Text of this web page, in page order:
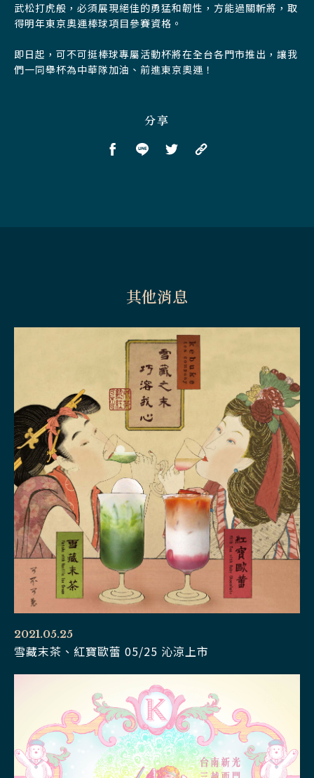
武松打虎般，必須展現絕佳的勇猛和韌性，方能過關斬將，取
得明年東京奧運棒球項目參賽資格。
即日起，可不可挺棒球專屬活動杯將在全台各門市推出，讓我
們一同舉杯為中華隊加油、前進東京奧運！
分享
其他消息
2021.05.25
雪藏末茶、紅寶歐蕾 05/25 沁涼上市